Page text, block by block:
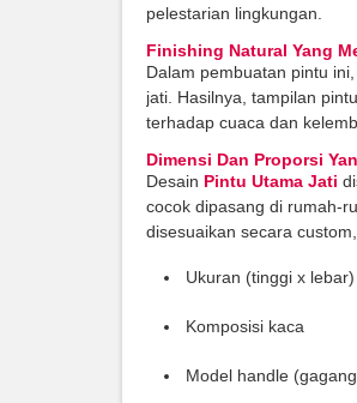
pelestarian lingkungan.
Finishing Natural Yang
Dalam pembuatan pintu
jati. Hasilnya, tampilan
terhadap cuaca dan
Dimensi Dan Proporsi
Desain Pintu Utama Jati
cocok dipasang di rumah-
disesuaikan secara
Ukuran (tinggi x lebar)
Komposisi kaca
Model handle